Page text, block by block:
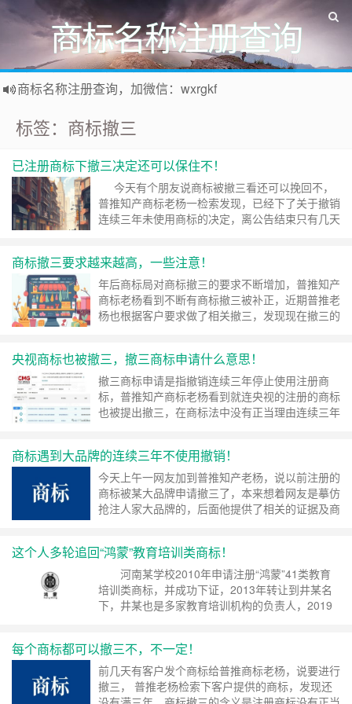
商标名称注册查询
商标名称注册查询，加微信：wxrgkf
标签：商标撤三
已注册商标下撤三决定还可以保住不！
今天有个朋友说商标被撤三看还可以挽回不，
普推知产商标老杨一检索发现，已经下了关于撤销
连续三年未使用商标的决定，离公告结束只有几天
下当时有撤三退信，估计是地址没有变更，没有收
到撤三的信，现在下撤三决定了也是可以挽回的，
但是比撤三后直接答辩复杂的多，是属于……继续
阅读 »
商标撤三要求越来越高，一些注意！
年后商标局对商标撤三的要求不断增加，普推知产
商标老杨看到不断有商标撤三被补正，近期普推老
杨也根据客户要求做了相关撤三，发现现在撤三的
个小项在每个平台不少于5页，如果商标撤三的已
注册商标是10个小项，就需要10乘5乘3至少等于
150页，如果是同省的还需要线下去拍照截图验
证……继续阅读 »
央视商标也被撤三，撤三商标申请什么意思！
撤三商标申请是指撤销连续三年停止使用注册商
标，普推知产商标老杨看到就连央视的注册的商标
也被提出撤三，在商标法中没有正当理由连续三年
资源浪费，也可以扫清商标注册障碍，对于撤三的
商标需要注册满3年才可以撤销，不满三年的是无
法撤三的，当遇到商标撤三时，需要积极提供证据
进行答辩……继续阅读 »
商标遇到大品牌的连续三年不使用撤销！
今天上午一网友加到普推知产老杨，说以前注册的
商标被某大品牌申请撤三了，本来想着网友是摹仿
抢注人家大品牌的，后面他提供了相关的证据及商
进行商标撤三答辩，核心的产品都拿下来了，因为
他们也是一直在使用，也是有相关的使用证据和材
料，那些没有用过的小类也被撤销了，对他们用处
也不……继续阅读 »
这个人多轮追回“鸿蒙”教育培训类商标！
河南某学校2010年申请注册“鸿蒙”41类教育
培训类商标，并成功下证，2013年转让到井某名
下，井某也是多家教育培训机构的负责人，2019
予以撤销，在2021年时商标被撤销。 2020年一审
失败、2021二审井某失败，2023年底最高终审井
某赢了，……继续阅读 »
每个商标都可以撤三不，不一定！
前几天有客户发个商标给普推商标老杨，说要进行
撤三， 普推老杨检索下客户提供的商标，发现还